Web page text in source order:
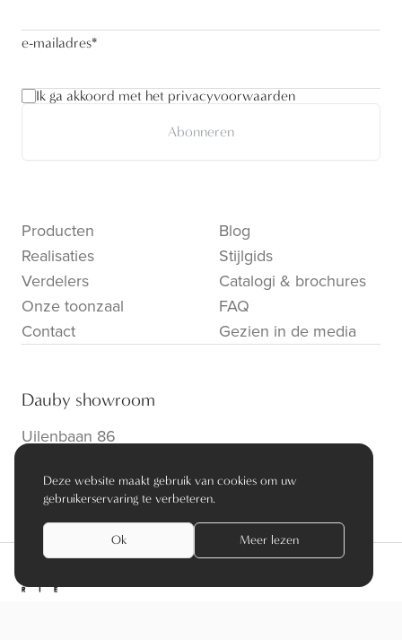
e-mailadres*
Ik ga akkoord met het privacyvoorwaarden
Abonneren
Producten
Realisaties
Verdelers
Onze toonzaal
Contact
Blog
Stijlgids
Catalogi & brochures
FAQ
Gezien in de media
Dauby showroom
Uilenbaan 86
info@dauby.be|+32 3 354 16 86
Deze website maakt gebruik van cookies om uw
gebruikerservaring te verbeteren.
Ok Meer lezen